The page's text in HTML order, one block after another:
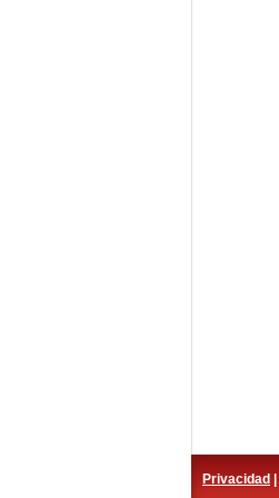
Privacidad